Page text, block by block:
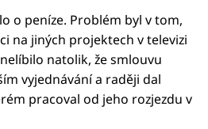
o peníze. Problém byl v tom,
na jiných projektech v televizi
natolik, že smlouvu
vyjednávání a raději dal
pracoval od jeho rozjezdu v